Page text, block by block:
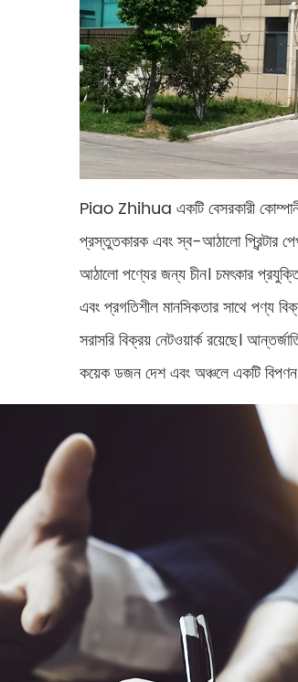
Piao Zhihua একটি বেসরকারী
প্রস্তুতকারক এবং স্ব-আঠালো প্রিন্টার
আঠালো পণ্যের জন্য চীন। চমৎকার
এবং প্রগতিশীল মানসিকতার সাথে পণ্য
সরাসরি বিক্রয় নেটওয়ার্ক রয়েছে।
কয়েক ডজন দেশ এবং অঞ্চলে একটি বিপণন